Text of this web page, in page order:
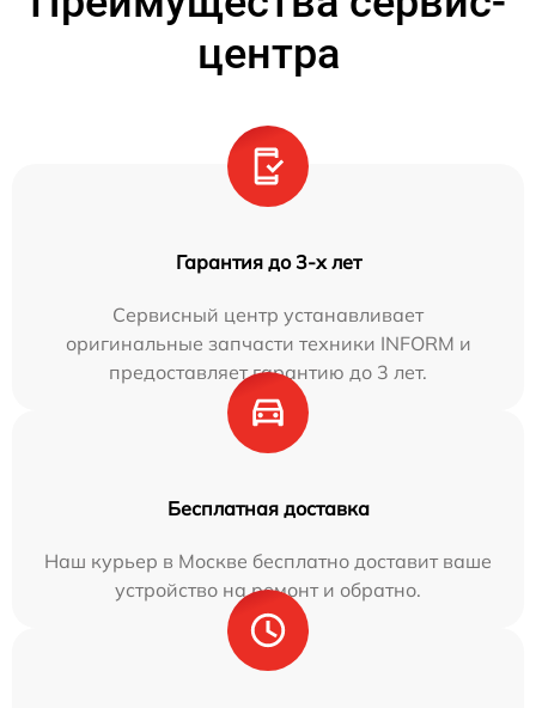
центра
Гарантия до 3-х лет
Сервисный центр устанавливает
оригинальные запчасти техники INFORM и
предоставляет гарантию до 3 лет.
Бесплатная доставка
Наш курьер в Москве бесплатно доставит ваше
устройство на ремонт и обратно.